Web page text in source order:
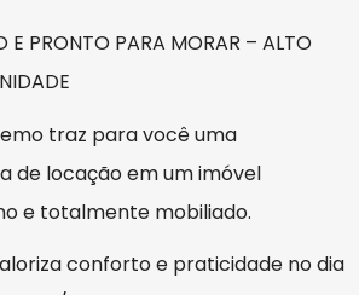
E PRONTO PARA MORAR – ALTO
traz para você uma
de locação em um imóvel
e totalmente mobiliado.
conforto e praticidade no dia